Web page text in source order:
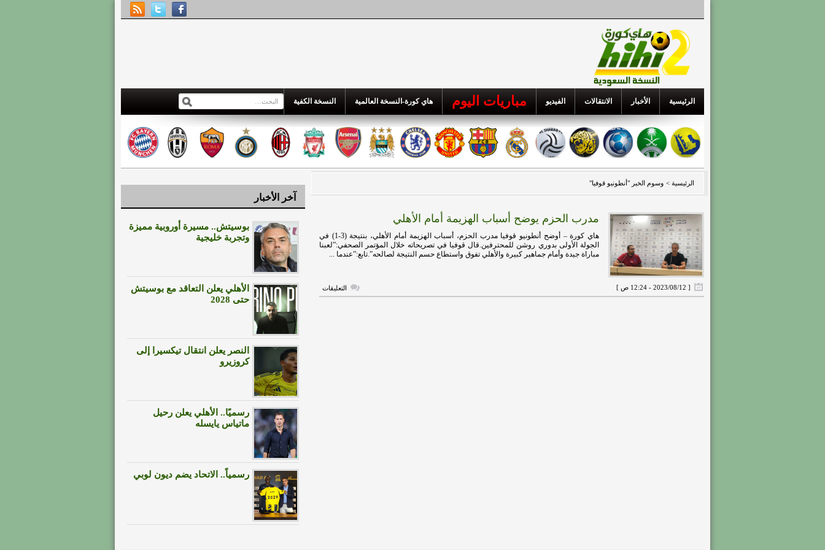
الرئيسية الأخبار الانتقالات الفيديو مباريات اليوم هاي كورة-النسخة العالمية النسخة الكفية
الرئيسية > وسوم الخبر "أنطونيو قوفيا"
مدرب الحزم يوضح أسباب الهزيمة أمام الأهلي
هاي كورة – أوضح أنطونيو قوفيا مدرب الحزم، أسباب الهزيمة أمام الأهلي، بنتيجة (3-1) في
الجولة الأولى بدوري روشن للمحترفين.قال قوفيا في تصريحاته خلال المؤتمر الصحفي:”لعبنا
مباراة جيدة وأمام جماهير كبيرة والأهلي تفوق واستطاع حسم النتيجة لصالحه”.تابع:”عندما ...
[ 2023/08/12 - 12:24 ص ] التعليقاتعلى
مدرب
آخر الأخبار
بوسيتش.. مسيرة أوروبية مميزة
وتجربة خليجية
الأهلي يعلن التعاقد مع بوسيتش
حتى 2028
النصر يعلن انتقال تيكسيرا إلى
كروزيرو
رسميًا.. الأهلي يعلن رحيل
ماتياس يايسله
رسمياً.. الاتحاد يضم ديون لوبي